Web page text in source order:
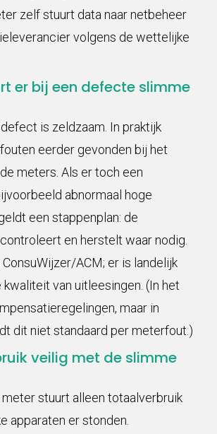
zelf stuurt data naar netbeheer
volgens de wettelijke
er bij een defecte slimme
is zeldzaam. In praktijk
eerder gevonden bij het
meters. Als er toch een
abnormaal hoge
een stappenplan: de
en herstelt waar nodig.
ConsuWijzer/ACM; er is landelijk
van uitleesingen. (In het
maar in
dit niet standaard per meterfout.)
veilig met de slimme
stuurt alleen totaalverbruik
apparaten er stonden.